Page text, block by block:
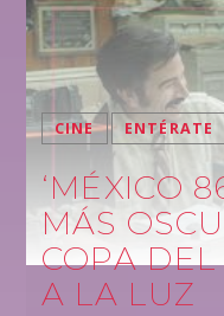
CINE ENTÉRATE
‘MÉXICO
MÁS
COPA
A LA LUZ